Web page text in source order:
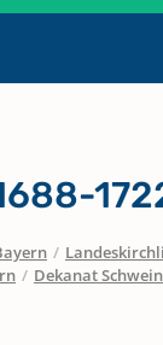
/
/ Dekanat